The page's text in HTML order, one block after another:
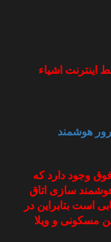
اینترنت اشیاء
هوشمند
ابنیه 2 مقوله فوق وجود دارد که
سازی اتاق
است بتابراین در
مسکونی و ویلا